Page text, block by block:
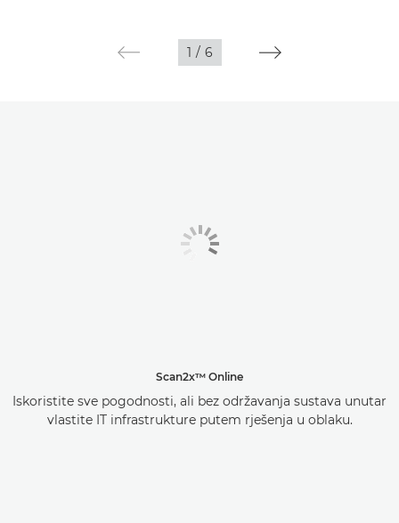
1 / 6
Scan2x™ Online
Iskoristite sve pogodnosti, ali bez održavanja sustava unutar
vlastite IT infrastrukture putem rješenja u oblaku.